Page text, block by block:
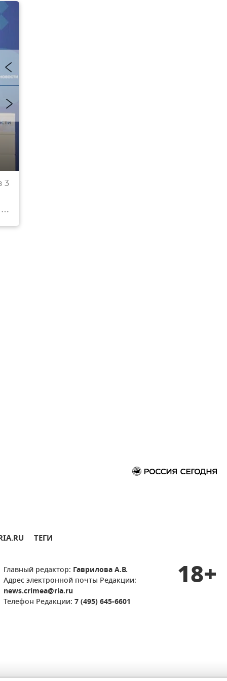
3
ТЕГИ
Главный редактор: Гаврилова А.В.
Адрес электронной почты Редакции:
news.crimea@ria.ru
Телефон Редакции: 7 (495) 645-6601
18+